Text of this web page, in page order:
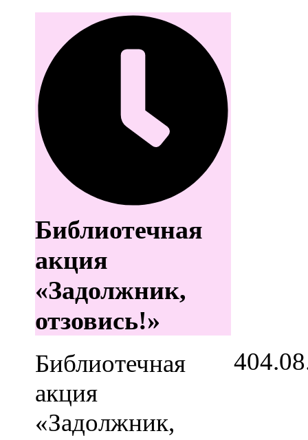
Библиотечная
акция
«Задолжник,
отзовись!»
Библиотечная
акция
«Задолжник,
4